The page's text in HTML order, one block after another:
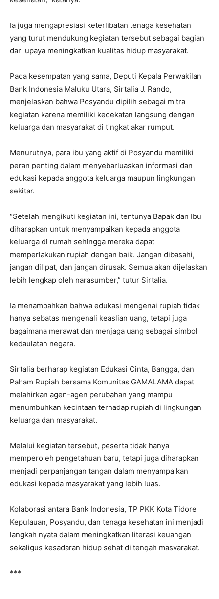
Ia juga mengapresiasi keterlibatan tenaga kesehatan
yang turut mendukung kegiatan tersebut sebagai bagian
dari upaya meningkatkan kualitas hidup masyarakat.
Pada kesempatan yang sama, Deputi Kepala Perwakilan
Bank Indonesia Maluku Utara, Sirtalia J. Rando,
menjelaskan bahwa Posyandu dipilih sebagai mitra
kegiatan karena memiliki kedekatan langsung dengan
keluarga dan masyarakat di tingkat akar rumput.
Menurutnya, para ibu yang aktif di Posyandu memiliki
peran penting dalam menyebarluaskan informasi dan
edukasi kepada anggota keluarga maupun lingkungan
sekitar.
“Setelah mengikuti kegiatan ini, tentunya Bapak dan Ibu
diharapkan untuk menyampaikan kepada anggota
keluarga di rumah sehingga mereka dapat
memperlakukan rupiah dengan baik. Jangan dibasahi,
jangan dilipat, dan jangan dirusak. Semua akan dijelaskan
lebih lengkap oleh narasumber,” tutur Sirtalia.
Ia menambahkan bahwa edukasi mengenai rupiah tidak
hanya sebatas mengenali keaslian uang, tetapi juga
bagaimana merawat dan menjaga uang sebagai simbol
kedaulatan negara.
Sirtalia berharap kegiatan Edukasi Cinta, Bangga, dan
Paham Rupiah bersama Komunitas GAMALAMA dapat
melahirkan agen-agen perubahan yang mampu
menumbuhkan kecintaan terhadap rupiah di lingkungan
keluarga dan masyarakat.
Melalui kegiatan tersebut, peserta tidak hanya
memperoleh pengetahuan baru, tetapi juga diharapkan
menjadi perpanjangan tangan dalam menyampaikan
edukasi kepada masyarakat yang lebih luas.
Kolaborasi antara Bank Indonesia, TP PKK Kota Tidore
Kepulauan, Posyandu, dan tenaga kesehatan ini menjadi
langkah nyata dalam meningkatkan literasi keuangan
sekaligus kesadaran hidup sehat di tengah masyarakat.
***